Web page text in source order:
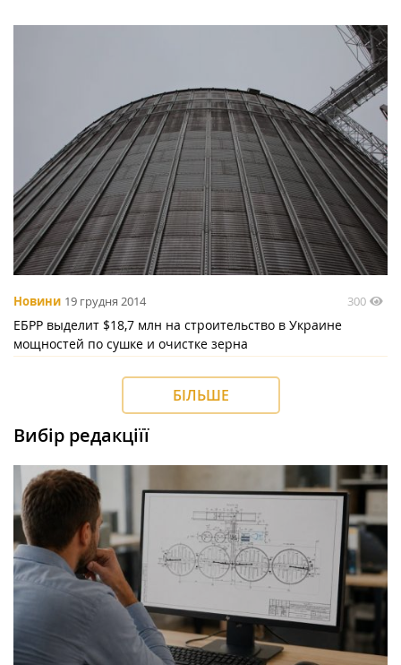
Новини 19 грудня 2014 300
ЕБРР выделит $18,7 млн на строительство в Украине
мощностей по сушке и очистке зерна
БІЛЬШЕ
Вибір редакціїї